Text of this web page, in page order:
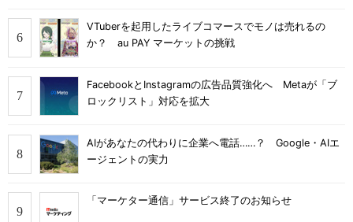
VTuberを起用したライブコマースでモノは売れるの
か？ au PAY マーケットの挑戦
FacebookとInstagramの広告品質強化へ Metaが「ブ
ロックリスト」対応を拡大
AIがあなたの代わりに企業へ電話……？ Google・AIエ
ージェントの実力
「マーケター通信」サービス終了のお知らせ